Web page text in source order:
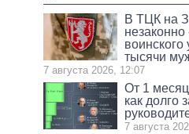
В ТЦК на
воинского
тысячи
7 августа 2026, 12:07
От 1
как долго
7 августа